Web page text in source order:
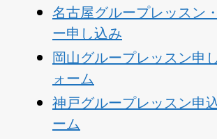
名古屋グループレッスン
ー申し込み
岡山グループレッスン申
ォーム
神戸グループレッスン申
ーム